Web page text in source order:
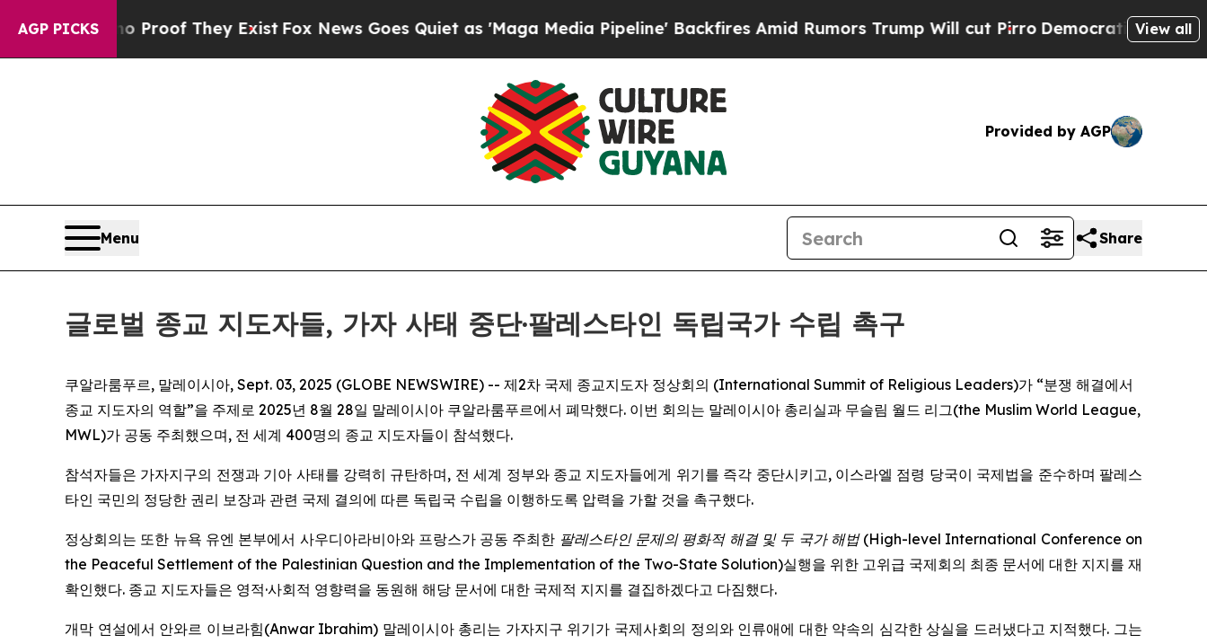
AGP PICKS
Offers no Proof They ExistFox News Goes Quiet as 'Maga Media Pipeline' Backfires Amid Rumors Trump Will cut PirroDemocratic Socialists of
View all
Provided by AGP
Menu Share
글로벌 종교 지도자들, 가자 사태 중단·팔레스타인 독립국가 수립 촉구
쿠알라룸푸르, 말레이시아, Sept. 03, 2025 (GLOBE NEWSWIRE) -- 제2차 국제 종교지도자 정상회의 (International Summit of Religious Leaders)가 “분쟁 해결에서
종교 지도자의 역할”을 주제로 2025년 8월 28일 말레이시아 쿠알라룸푸르에서 폐막했다. 이번 회의는 말레이시아 총리실과 무슬림 월드 리그(the Muslim World League,
MWL)가 공동 주최했으며, 전 세계 400명의 종교 지도자들이 참석했다.
참석자들은 가자지구의 전쟁과 기아 사태를 강력히 규탄하며, 전 세계 정부와 종교 지도자들에게 위기를 즉각 중단시키고, 이스라엘 점령 당국이 국제법을 준수하며 팔레스
타인 국민의 정당한 권리 보장과 관련 국제 결의에 따른 독립국 수립을 이행하도록 압력을 가할 것을 촉구했다.
정상회의는 또한 뉴욕 유엔 본부에서 사우디아라비아와 프랑스가 공동 주최한 팔레스타인 문제의 평화적 해결 및 두 국가 해법 (High-level International Conference on
the Peaceful Settlement of the Palestinian Question and the Implementation of the Two-State Solution)실행을 위한 고위급 국제회의 최종 문서에 대한 지지를 재
확인했다. 종교 지도자들은 영적·사회적 영향력을 동원해 해당 문서에 대한 국제적 지지를 결집하겠다고 다짐했다.
개막 연설에서 안와르 이브라힘(Anwar Ibrahim) 말레이시아 총리는 가자지구 위기가 국제사회의 정의와 인류애에 대한 약속의 심각한 상실을 드러냈다고 지적했다. 그는